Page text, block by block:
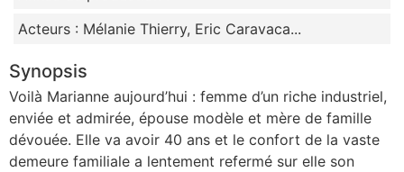
Acteurs : Mélanie Thierry, Eric Caravaca...
Synopsis
Voilà Marianne aujourd’hui : femme d’un riche industriel,
enviée et admirée, épouse modèle et mère de famille
dévouée. Elle va avoir 40 ans et le confort de la vaste
demeure familiale a lentement refermé sur elle son